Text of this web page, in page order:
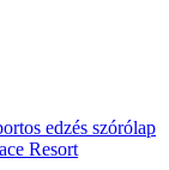
edzés szórólap
Resort